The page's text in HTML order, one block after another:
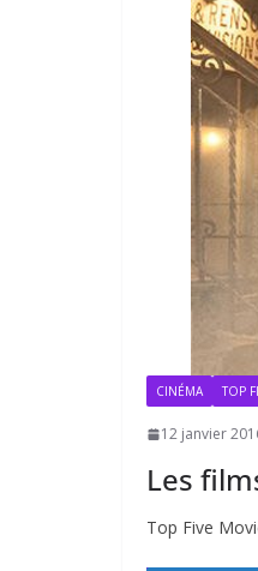
CINÉMA TOP
12 janvier
Les
Top Five